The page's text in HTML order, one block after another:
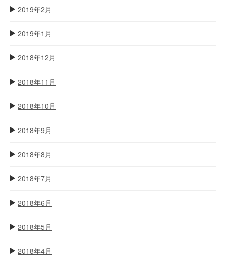
2019年2月
2019年1月
2018年12月
2018年11月
2018年10月
2018年9月
2018年8月
2018年7月
2018年6月
2018年5月
2018年4月